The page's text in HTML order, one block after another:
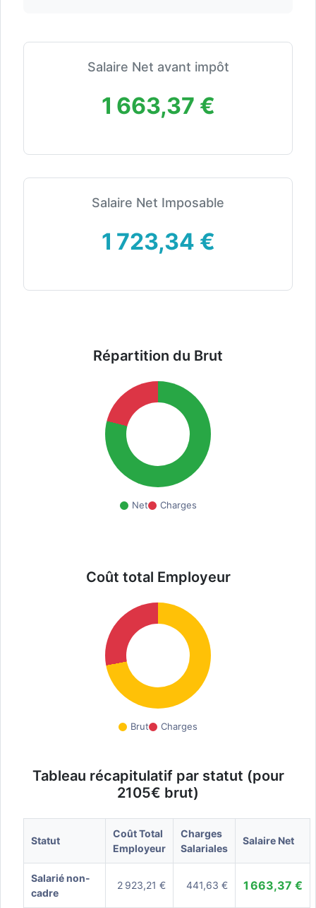
Salaire Net avant impôt
1 663,37 €
Salaire Net Imposable
1 723,34 €
Répartition du Brut
Net Charges
Coût total Employeur
Brut Charges
Tableau récapitulatif par statut (pour
2105€ brut)
Statut
Coût Total
Employeur
Charges
Salariales
Salaire Net
Salarié non-
cadre
2 923,21 € 441,63 € 1 663,37 €